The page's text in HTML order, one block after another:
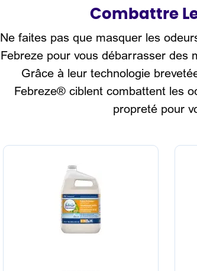
Combattre
Ne faites pas que masquer les
Febreze pour vous débarrasser des
Grâce à leur technologie
Febreze® ciblent combattent les
propreté pour